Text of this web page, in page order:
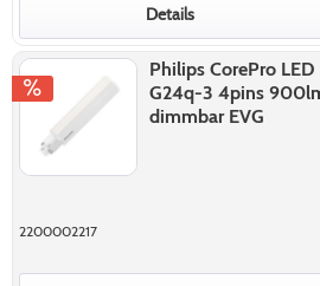
Details
Philips CorePro
G24q-3 4pins
dimmbar EVG
2200002217